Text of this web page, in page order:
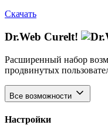
Скачать
Dr.Web Curelt!
Расширенный набор
продвинутых
Все возможности
Настройки